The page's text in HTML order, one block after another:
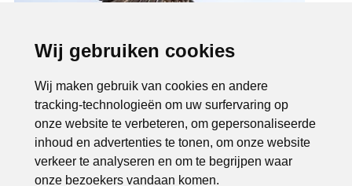
Wij gebruiken cookies
Wij maken gebruik van cookies en andere
tracking-technologieën om uw surfervaring op
onze website te verbeteren, om gepersonaliseerde
inhoud en advertenties te tonen, om onze website
verkeer te analyseren en om te begrijpen waar
onze bezoekers vandaan komen.